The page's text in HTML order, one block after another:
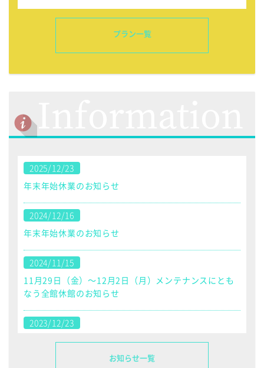
プラン一覧
2025/12/23
年末年始休業のお知らせ
2024/12/16
年末年始休業のお知らせ
2024/11/15
11月29日（金）～12月2日（月）メンテナンスにとも
なう全館休館のお知らせ
2023/12/23
年末年始休業のお知らせ
お知らせ一覧